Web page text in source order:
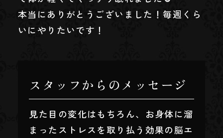
本当にありがとうございました！毎週くら
いにやりたいです！
スタッフからのメッセージ
見た目の変化はもちろん、お身体に溜
まったストレスを取り払う効果の脳エ